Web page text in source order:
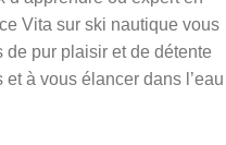
Vita sur ski nautique vous
de pur plaisir et de détente
à vous élancer dans l’eau